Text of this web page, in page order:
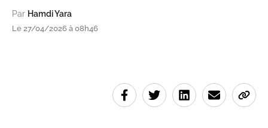
Par Hamdi Yara
Le 27/04/2026 à 08h46